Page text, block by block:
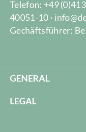
Telefon: +49
40051-10 ·
Gechäftsführer:
GENERAL
LEGAL